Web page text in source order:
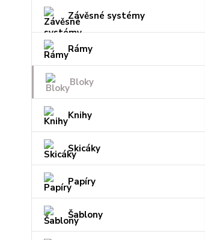
Závěsné systémy
Rámy
Bloky
Knihy
Skicáky
Papíry
Šablony